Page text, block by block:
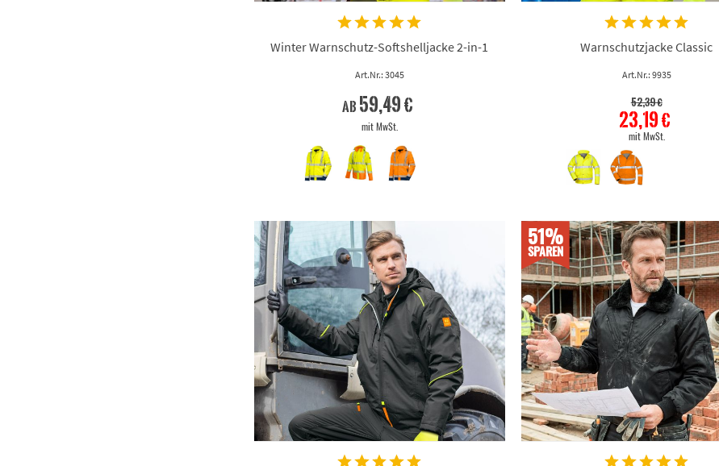
Winter Warnschutz-Softshelljacke 2-in-1
Art.Nr.: 3045
ab 59,49 €
mit MwSt.
Warnschutzjacke Classic
Art.Nr.: 9935
52,39 €
23,19 €
mit MwSt.
51%
SPAREN